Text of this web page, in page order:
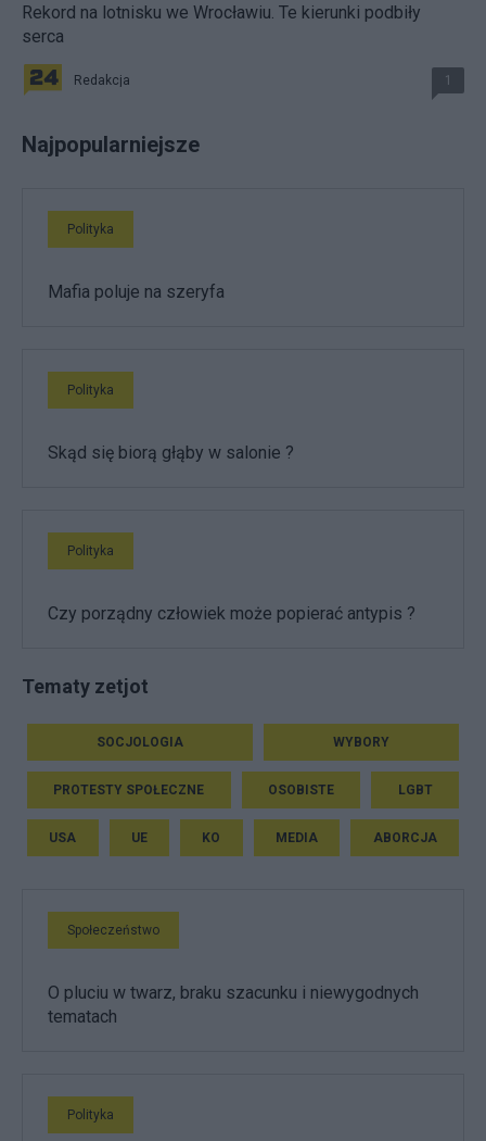
Rekord na lotnisku we Wrocławiu. Te kierunki podbiły
serca
Redakcja 1
Najpopularniejsze
Polityka
Mafia poluje na szeryfa
Polityka
Skąd się biorą głąby w salonie ?
Polityka
Czy porządny człowiek może popierać antypis ?
Tematy zetjot
SOCJOLOGIA WYBORY
PROTESTY SPOŁECZNE OSOBISTE LGBT
USA UE KO MEDIA ABORCJA
Społeczeństwo
O pluciu w twarz, braku szacunku i niewygodnych
tematach
Polityka